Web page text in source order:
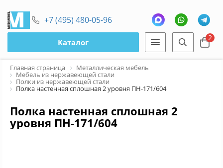
+7 (495) 480-05-96
Каталог 2
Главная страница Металлическая мебель
Мебель из нержавеющей стали
Полки из нержавеющей стали
Полка настенная сплошная 2 уровня ПН-171/604
Полка настенная сплошная 2
уровня ПН-171/604